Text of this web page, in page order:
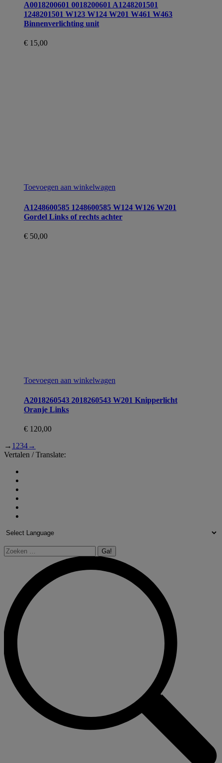
A0018200601 0018200601 A1248201501
1248201501 W123 W124 W201 W461 W463
Binnenverlichting unit
€ 15,00
Toevoegen aan winkelwagen
A1248600585 1248600585 W124 W126 W201
Gordel Links of rechts achter
€ 50,00
Toevoegen aan winkelwagen
A2018260543 2018260543 W201 Knipperlicht
Oranje Links
€ 120,00
→ 1 234→
Vertalen / Translate:
Zoeken: